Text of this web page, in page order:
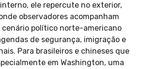
ele repercute no exterior,
observadores acompanham
cenário político norte-americano
de segurança, imigração e
Para brasileiros e chineses que
em Washington, uma